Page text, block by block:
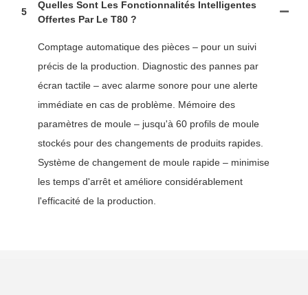
5
Quelles Sont Les Fonctionnalités Intelligentes
Offertes Par Le T80 ?
Comptage automatique des pièces – pour un suivi
précis de la production. Diagnostic des pannes par
écran tactile – avec alarme sonore pour une alerte
immédiate en cas de problème. Mémoire des
paramètres de moule – jusqu'à 60 profils de moule
stockés pour des changements de produits rapides.
Système de changement de moule rapide – minimise
les temps d'arrêt et améliore considérablement
l'efficacité de la production.